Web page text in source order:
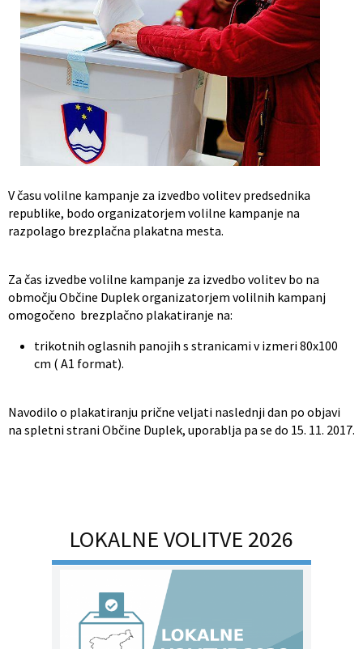
V času volilne kampanje za izvedbo volitev predsednika
republike, bodo organizatorjem volilne kampanje na
razpolago brezplačna plakatna mesta.
Za čas izvedbe volilne kampanje za izvedbo volitev bo na
območju Občine Duplek organizatorjem volilnih kampanj
omogočeno brezplačno plakatiranje na:
trikotnih oglasnih panojih s stranicami v izmeri 80x100
cm ( A1 format).
Navodilo o plakatiranju prične veljati naslednji dan po objavi
na spletni strani Občine Duplek, uporablja pa se do 15. 11. 2017.
LOKALNE VOLITVE 2026
Občinski nagrajenci
Vaške skupnosti
Uradne ure
Proračun občine
Lokalne volitve
Prostorski akti občine
Kohezijski projekti